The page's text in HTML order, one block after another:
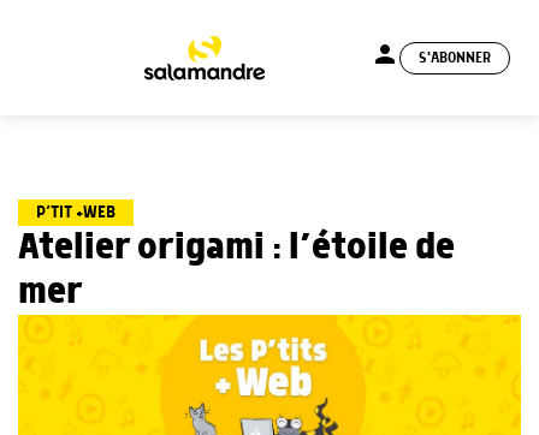
person S'ABONNER
P’TIT +WEB
Atelier origami : l’étoile de
mer